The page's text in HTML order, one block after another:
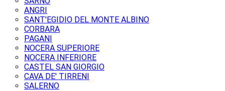
ANGRI
SANT'EGIDIO DEL MONTE ALBINO
CORBARA
PAGANI
NOCERA SUPERIORE
NOCERA INFERIORE
CASTEL SAN GIORGIO
CAVA DE' TIRRENI
SALERNO